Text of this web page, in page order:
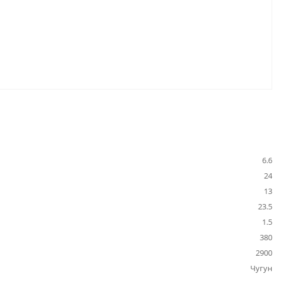
6.6
24
13
23.5
1.5
380
2900
Чугун